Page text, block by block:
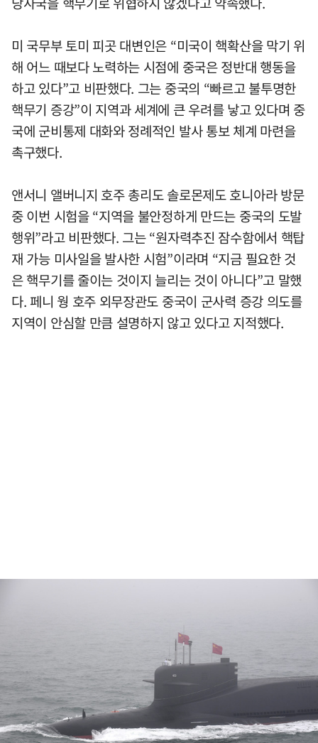
미 국무부 토미 피곳 대변인은 “미국이 핵확산을 막기 위
해 어느 때보다 노력하는 시점에 중국은 정반대 행동을
하고 있다”고 비판했다. 그는 중국의 “빠르고 불투명한
핵무기 증강”이 지역과 세계에 큰 우려를 낳고 있다며 중
국에 군비통제 대화와 정례적인 발사 통보 체계 마련을
촉구했다.
앤서니 앨버니지 호주 총리도 솔로몬제도 호니아라 방문
중 이번 시험을 “지역을 불안정하게 만드는 중국의 도발
행위”라고 비판했다. 그는 “원자력추진 잠수함에서 핵탑
재 가능 미사일을 발사한 시험”이라며 “지금 필요한 것
은 핵무기를 줄이는 것이지 늘리는 것이 아니다”고 말했
다. 페니 웡 호주 외무장관도 중국이 군사력 증강 의도를
지역이 안심할 만큼 설명하지 않고 있다고 지적했다.